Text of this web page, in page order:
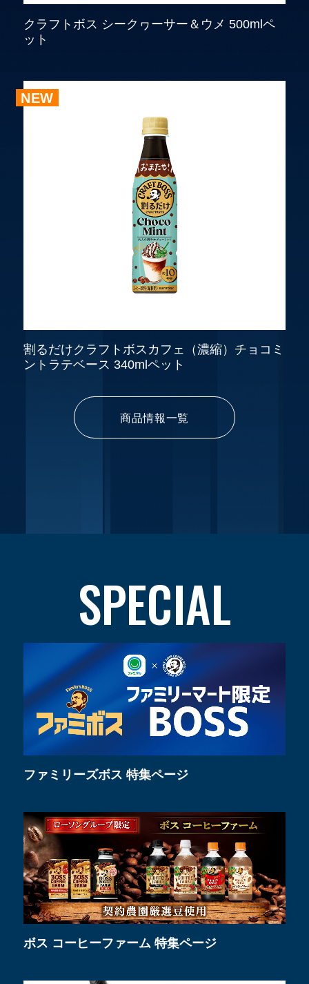
クラフトボス シークヮーサー＆ウメ 500mlペ
ット
NEW
割るだけクラフトボスカフェ（濃縮）チョコミ
ントラテベース 340mlペット
商品情報一覧
SPECIAL
ファミリーズボス 特集ページ
ボス コーヒーファーム 特集ページ